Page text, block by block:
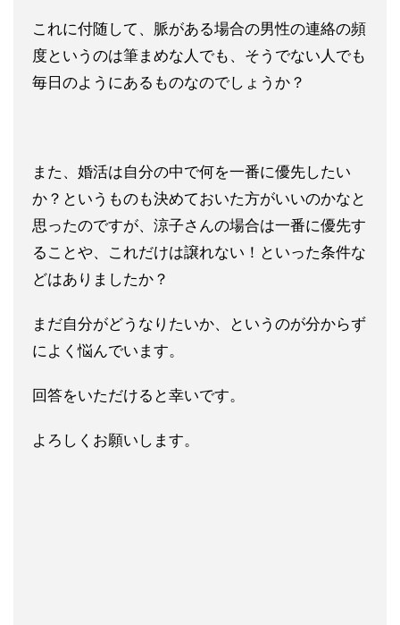
これに付随して、脈がある場合の男性の連絡の頻
度というのは筆ま めな人でも、そうでない人でも
毎日のようにあるものなのでしょう か？
また、婚活は自分の中で何を一番に優先したい
か？というものも決めておいた方がいいのかなと
思ったのですが、涼子さんの場合は一番に優先す
ることや、これだけは譲れない！といった条件な
どはあ りましたか？
まだ自分がどうなりたいか、というのが分からず
によく悩んでいま す。
回答をいただけると幸いです。
よろしくお願いします。